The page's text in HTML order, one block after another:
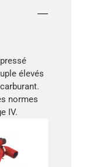
élevés
normes
IV.